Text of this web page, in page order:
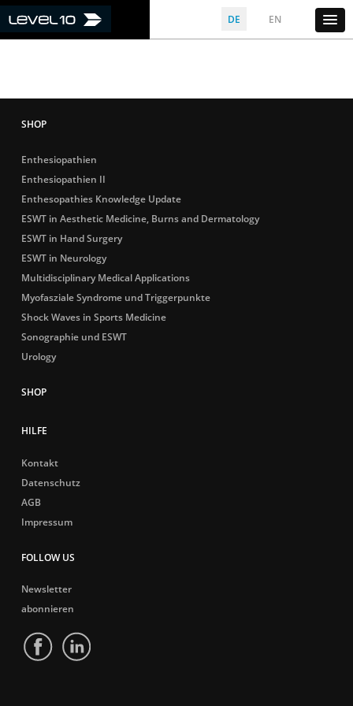
DE EN
Enthesiopathien
Enthesiopathien II
Enthesopathies Knowledge Update
ESWT in Aesthetic Medicine, Burns and Dermatology
ESWT in Hand Surgery
ESWT in Neurology
Multidisciplinary Medical Applications
Myofasziale Syndrome und Triggerpunkte
Shock Waves in Sports Medicine
Sonographie und ESWT
Urology
HILFE
Kontakt
Datenschutz
AGB
Impressum
FOLLOW US
Newsletter
abonnieren